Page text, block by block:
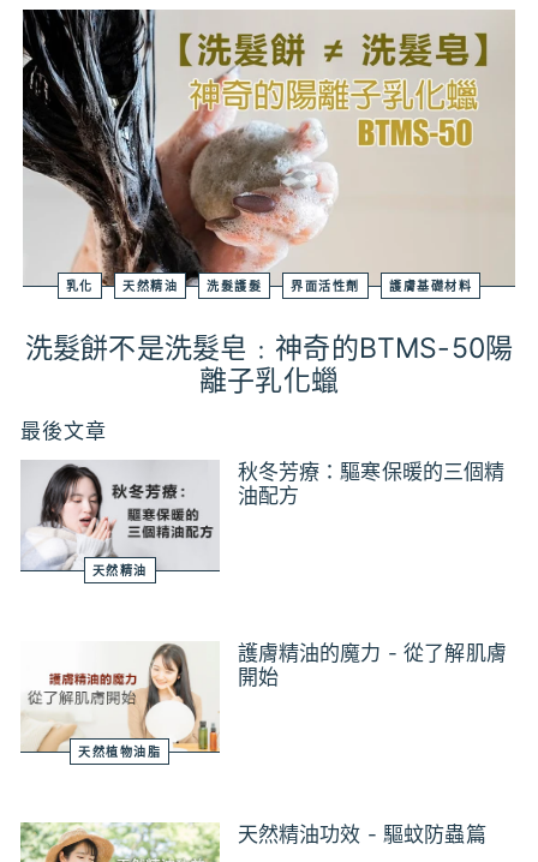
乳化 天然精油 洗髮護髮 界面活性劑 護膚基礎材料
洗髮餅不是洗髮皂﹕神奇的BTMS-50陽
離子乳化蠟
最後文章
天然精油
秋冬芳療：驅寒保暖的三個精
油配方
天然植物油脂
護膚精油的魔力 - 從了解肌膚
開始
天然精油功效 - 驅蚊防蟲篇